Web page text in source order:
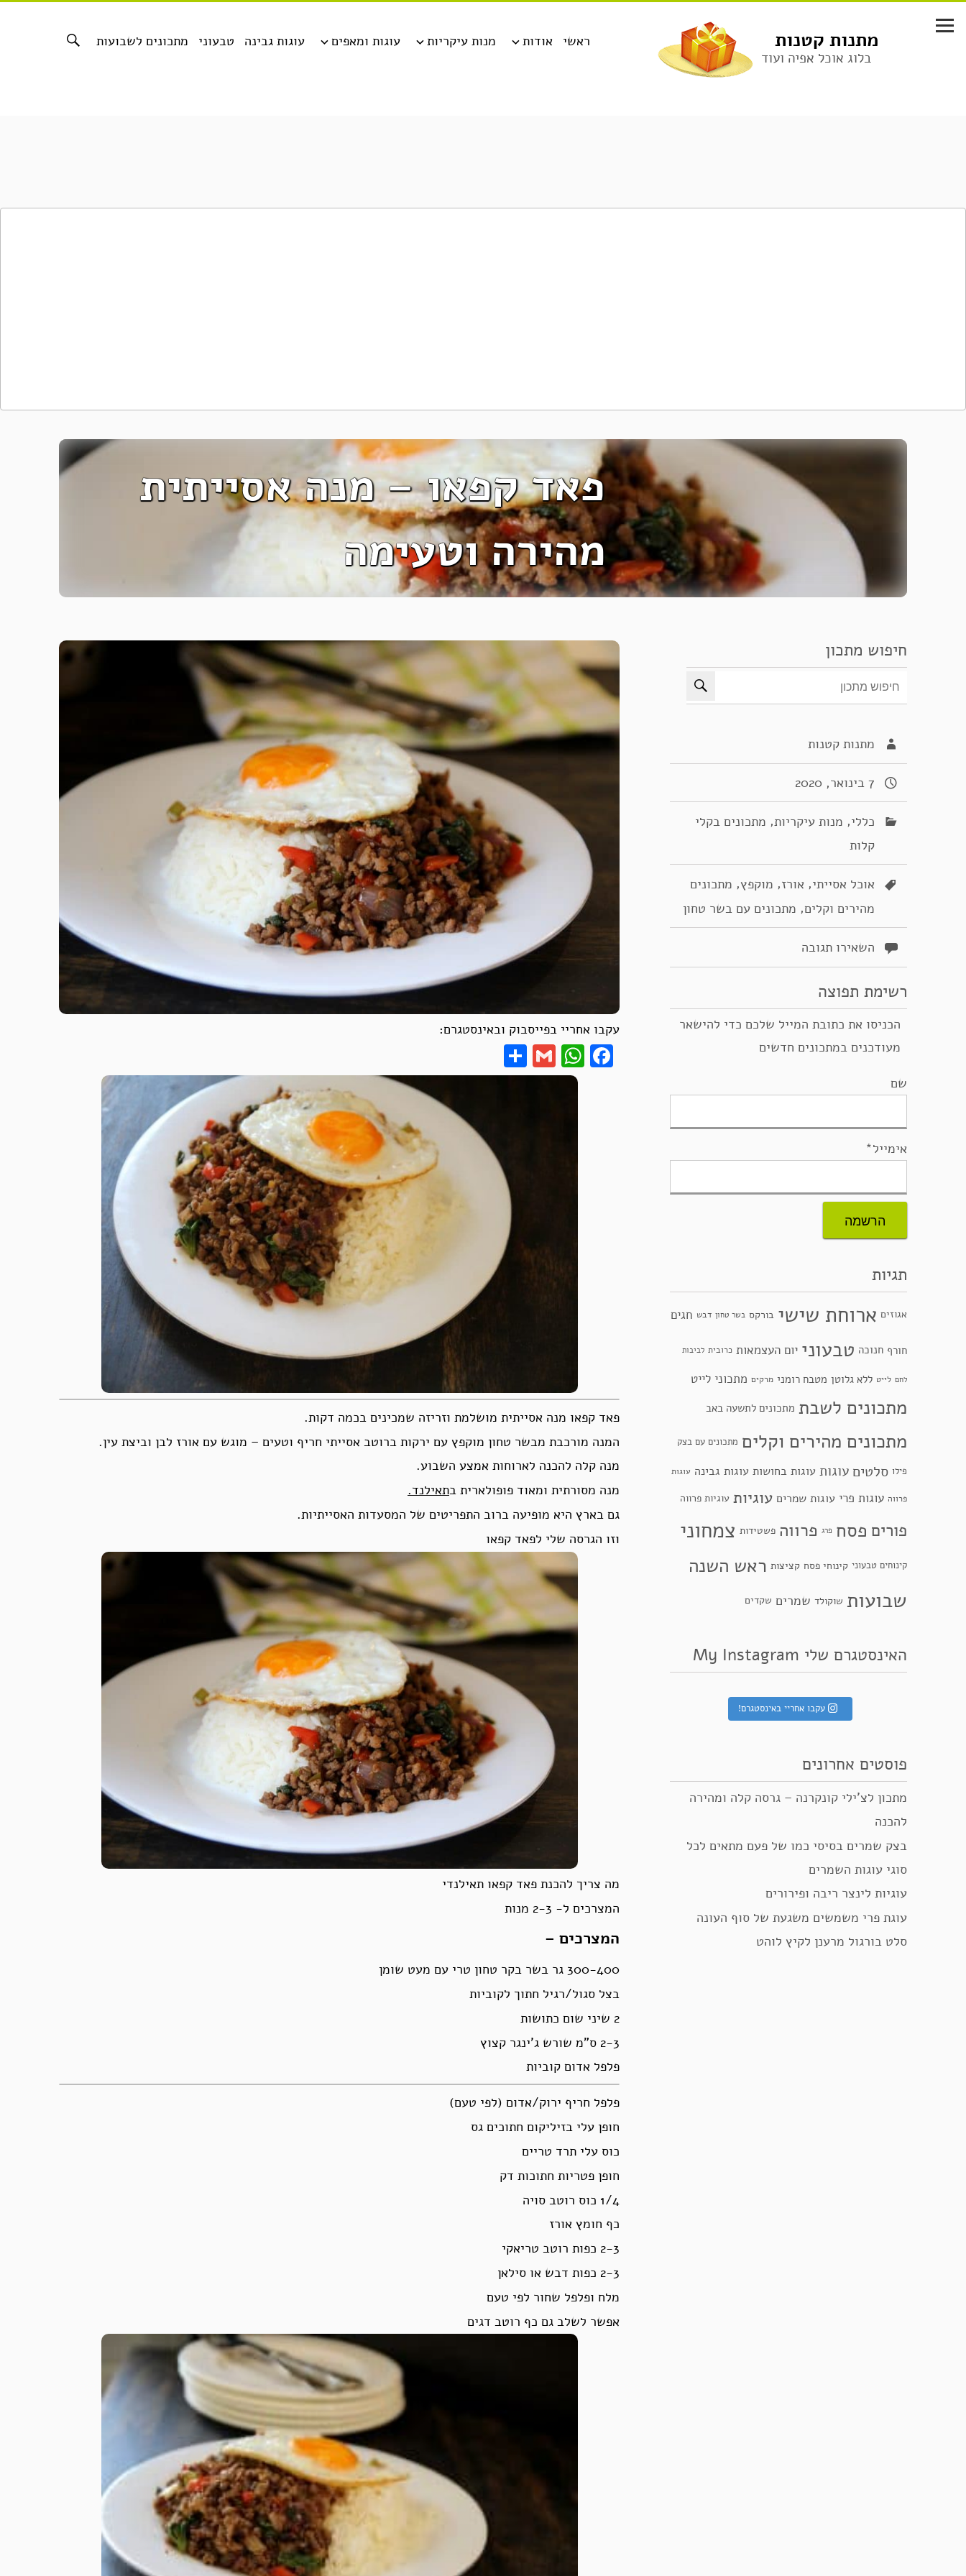
לתוכן
מתנות קטנות
בלוג אוכל אפיה ועוד
מתכונים לשבועות טבעוני עוגות גבינה עוגות ומאפים מנות עיקריות אודות ראשי
פאד קפאו – מנה אסייתית
מהירה וטעימה
עקבו אחריי בפייסבוק ובאינסטגרם:
Facebook
WhatsApp
Gmail
פאד קפאו מנה אסייתית מושלמת וזריזה שמכינים בכמה דקות.
המנה מורכבת מבשר טחון מוקפץ עם ירקות ברוטב אסייתי חריף וטעים – מוגש עם אורז לבן וביצת עין.
מנה קלה להכנה לארוחות אמצע השבוע.
מנה מסורתית ומאוד פופולארית בתאילנד.
גם בארץ היא מופיעה ברוב התפריטים של המסעדות האסייתיות.
וזו הגרסה שלי לפאד קפאו
מה צריך להכנת פאד קפאו תאילנדי
המצרכים ל- 2-3 מנות
המצרכים –
300-400 גר בשר בקר טחון טרי עם מעט שומן
בצל סגול/רגיל חתוך לקוביות
2 שיני שום כתושות
2-3 ס”מ שורש ג’ינגר קצוץ
פלפל אדום קוביות
פלפל חריף ירוק/אדום (לפי טעם)
חופן עלי בזיליקום חתוכים גס
כוס עלי תרד טריים
חופן פטריות חתוכות דק
1/4 כוס רוטב סויה
כף חומץ אורז
2-3 כפות רוטב טריאקי
2-3 כפות דבש או סילאן
מלח ופלפל שחור לפי טעם
אפשר לשלב גם כף רוטב דגים
חיפוש מתכון
מתנות קטנות
7 בינואר, 2020
כללי, מנות עיקריות, מתכונים בקלי
קלות
אוכל אסייתי, אורז, מוקפץ, מתכונים
מהירים וקלים, מתכונים עם בשר טחון
השאירו תגובה
רשימת תפוצה
הכניסו את כתובת המייל שלכם כדי להישאר
מעודכנים במתכונים חדשים
שם
אימייל*
תגיות
אגוזים ארוחת שישי בורקס בשר טחון דבש חגים
חורף חנוכה טבעוני יום העצמאות כרובית לביבות
לחם לייט ללא גלוטן מטבח רומני מרקים מתכוני לייט
מתכונים לשבת מתכונים לתשעה באב
מתכונים מהירים וקלים מתכונים עם בצק
פילו סלטים עוגות עוגות בחושות עוגות גבינה עוגות
פרווה עוגות פרי עוגות שמרים עוגיות עוגיות פרווה
פורים פסח פרג פרווה פשטידות צמחוני
קינוחים טבעוני קינוחי פסח קציצות ראש השנה
שבועות שוקולד שמרים שקדים
האינסטגרם שלי My Instagram
עקבו אחריי באינסטגרם!
פוסטים אחרונים
מתכון לצ’ילי קונקרנה – גרסה קלה ומהירה
להכנה
בצק שמרים בסיסי כמו של פעם מתאים לכל
סוגי עוגות השמרים
עוגיות לינצר ריבה ופירורים
עוגת פרי משמשים משגעת של סוף העונה
סלט בורגול מרענן לקיץ לוהט